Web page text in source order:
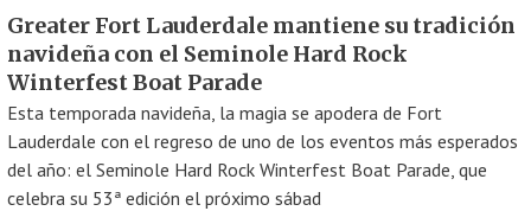
Greater Fort Lauderdale mantiene su tradición
navideña con el Seminole Hard Rock
Winterfest Boat Parade
Esta temporada navideña, la magia se apodera de Fort
Lauderdale con el regreso de uno de los eventos más esperados
del año: el Seminole Hard Rock Winterfest Boat Parade, que
celebra su 53ª edición el próximo sábad